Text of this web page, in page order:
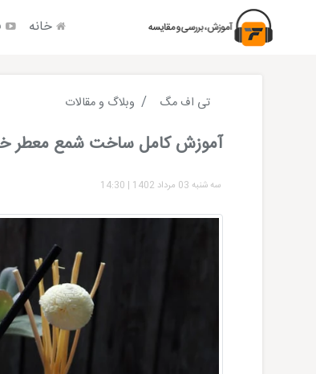
خانه
تی اف مگ وبلاگ و مقالات
آموزش کامل ساخت شمع معطر
سه شنبه 03 مرداد 1402 |
14:30